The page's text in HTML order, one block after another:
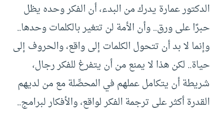
الدكتور عمارة يدرك من البدء، أن الفكر وحده يظل
حبرًا على ورق.. وأن الأمة لن تتغير بالكلمات وحدها..
وإنما لا بد أن تتحول الكلمات إلى واقع، والحروف إلى
حياة.. لكن هذا لا يمنع من أن يتفرغ للفكر رجال،
شريطة أن يتكامل عملهم في المحصِّلة مع من لديهم
القدرة أكثر على ترجمة الفكر لواقع، والأفكار لبرامج..